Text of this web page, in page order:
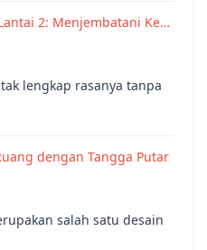
2: Menjembatani Ke…
lengkap rasanya tanpa
dengan Tangga Putar
salah satu desain